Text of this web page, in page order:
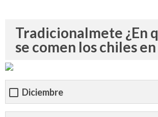
Tradicionalmete ¿En
se comen los chiles
Diciembre